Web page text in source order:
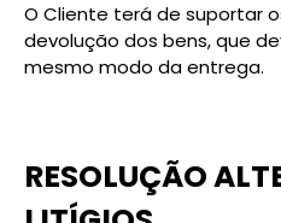
O Cliente terá de suportar
devolução dos bens, que
mesmo modo da entrega.
RESOLUÇÃO